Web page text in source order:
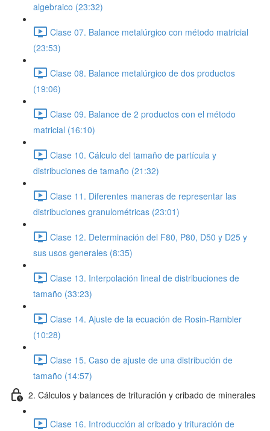
algebraico (23:32)
Clase 07. Balance metalúrgico con método matricial
(23:53)
Clase 08. Balance metalúrgico de dos productos
(19:06)
Clase 09. Balance de 2 productos con el método
matricial (16:10)
Clase 10. Cálculo del tamaño de partícula y
distribuciones de tamaño (21:32)
Clase 11. Diferentes maneras de representar las
distribuciones granulométricas (23:01)
Clase 12. Determinación del F80, P80, D50 y D25 y
sus usos generales (8:35)
Clase 13. Interpolación lineal de distribuciones de
tamaño (33:23)
Clase 14. Ajuste de la ecuación de Rosin-Rambler
(10:28)
Clase 15. Caso de ajuste de una distribución de
tamaño (14:57)
2. Cálculos y balances de trituración y cribado de minerales
Clase 16. Introducción al cribado y trituración de